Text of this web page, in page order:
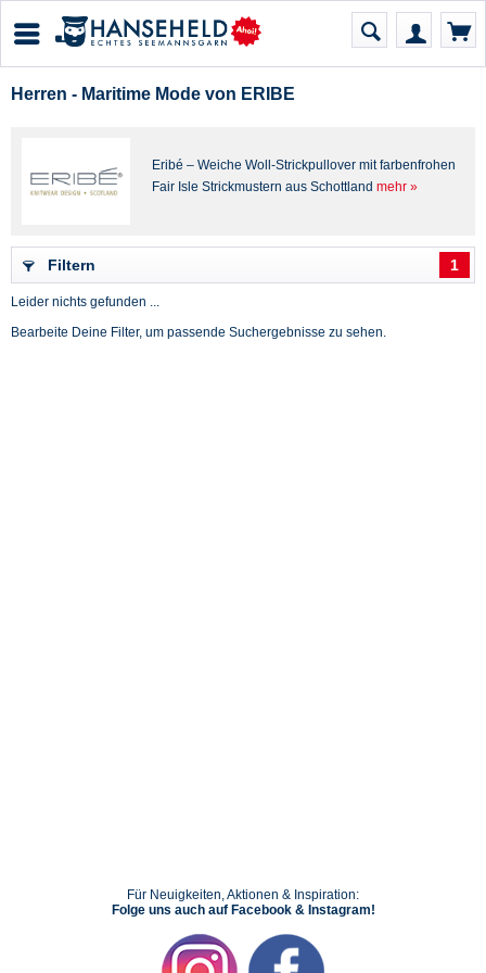
Herren - Maritime Mode von ERIBE
Eribé – Weiche Woll-Strickpullover mit farbenfrohen
Fair Isle Strickmustern aus Schottland mehr »
Filtern 1
Leider nichts gefunden ...
Bearbeite Deine Filter, um passende Suchergebnisse zu sehen.
Für Neuigkeiten, Aktionen & Inspiration:
Folge uns auch auf Facebook & Instagram!